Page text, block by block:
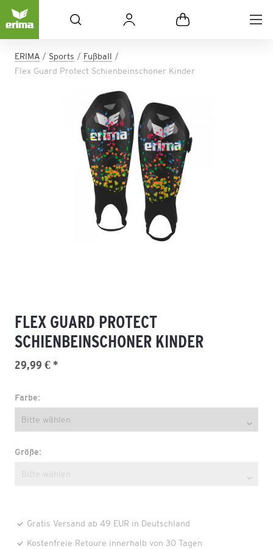
ERIMA Sports
Fußball
Flex Guard Protect Schienbeinschoner Kinder
FLEX GUARD PROTECT
SCHIENBEINSCHONER KINDER
29,99 € *
Farbe:
Größe:
Gratis Versand ab 49 EUR in Deutschland
Kostenfreie Retoure innerhalb von 30 Tagen